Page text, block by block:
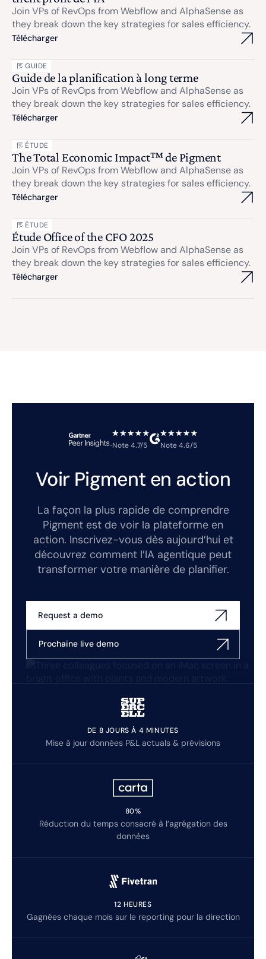
Join VPs of RevOps from Webflow and AlphaSense as
they break down the key strategies for sales efficiency.
Télécharger
GUIDE
Guide de la planification à long terme
Join VPs of RevOps from Webflow and AlphaSense as
they break down the key strategies for sales efficiency.
Télécharger
ÉTUDE
The Total Economic Impact™ de Pigment
Join VPs of RevOps from Webflow and AlphaSense as
they break down the key strategies for sales efficiency.
Télécharger
ÉTUDE
Étude Office of the CFO 2025
Join VPs of RevOps from Webflow and AlphaSense as
they break down the key strategies for sales efficiency.
Télécharger
Note 4.7/5 Note 4.6/5
Voir Pigment en action
La façon la plus rapide de comprendre
Pigment est de voir la plateforme en
action. Inscrivez-vous dès aujourd’hui et
découvrez comment l’IA agentique peut
transformer votre manière de planifier.
Request a demo
Prochaine live demo
DE 8 JOURS À 4 MINUTES
Mise à jour données P&L actuals & prévisions
80%
Réduction du temps consacré à l’agrégation des
données
12 HEURES
Gagnées chaque mois sur le reporting pour la direction